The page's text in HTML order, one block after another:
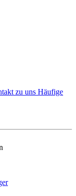
zu uns Häufige